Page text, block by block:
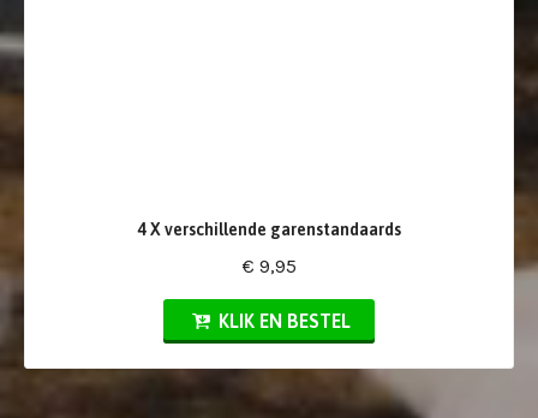
4 X verschillende garenstandaards
€ 9,95
KLIK EN BESTEL